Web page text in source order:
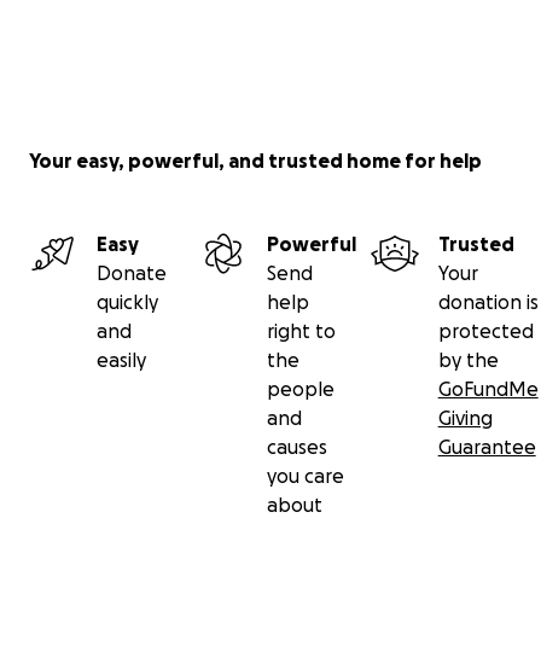
Your easy, powerful, and trusted home for help
Easy
Donate
quickly
and
easily
Powerful
Send
help
right to
the
people
and
causes
you care
about
Trusted
Your
donation is
protected
by the
GoFundMe
Giving
Guarantee